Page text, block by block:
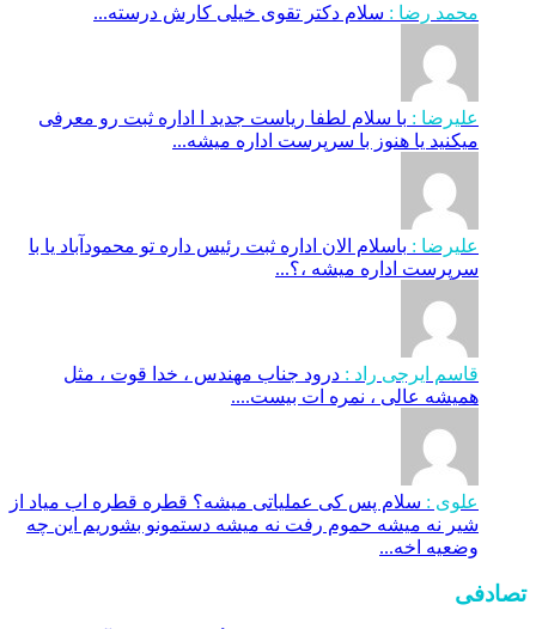
محمد رضا : سلام دکتر تقوی خیلی کارش درسته...
علیرضا : با سلام لطفا ریاست جدید ا اداره ثبت‌ رو معرفی
میکنید یا هنوز با سرپرست اداره‌ میشه...
علیرضا : باسلام الان اداره ثبت رئیس داره تو محمودآباد یا با
سرپرست اداره میشه ،؟...
قاسم ایرجی راد : درود جناب مهندس ، خدا قوت ، مثل
همیشه عالی ، نمره ات بیست....
علوی : سلام پس کی عملیاتی میشه؟ قطره قطره اب میاد از
شیر نه میشه حموم رفت نه میشه دستمونو بشوریم این چه
وضعیه اخه...
تصادفی